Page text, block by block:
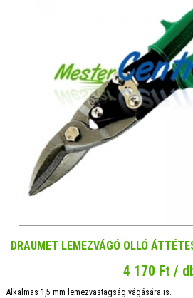
DRAUMET LEMEZVÁGÓ OLLÓ
4 170 Ft /
Alkalmas 1,5 mm lemezvastagság vágására is.